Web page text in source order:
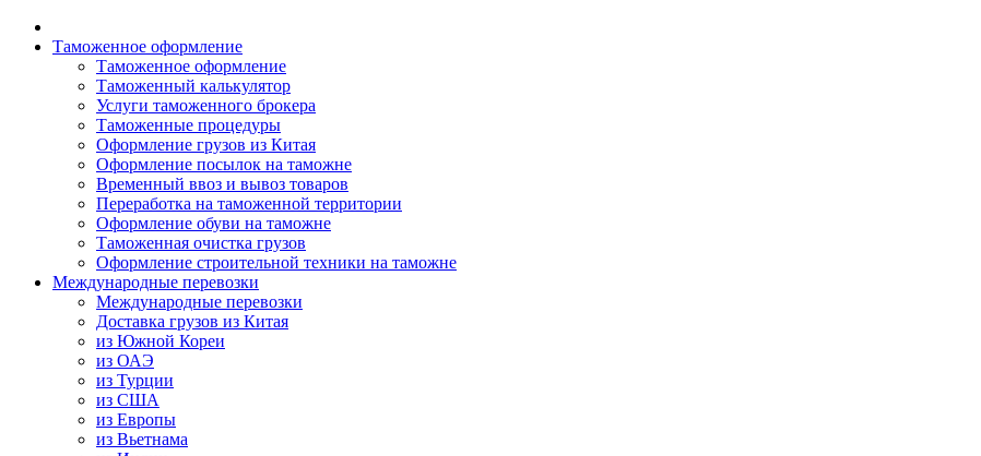
Таможенное оформление
Таможенное оформление
Таможенный калькулятор
Услуги таможенного брокера
Таможенные процедуры
Оформление грузов из Китая
Оформление посылок на таможне
Временный ввоз и вывоз товаров
Переработка на таможенной территории
Оформление обуви на таможне
Таможенная очистка грузов
Оформление строительной техники на таможне
Международные перевозки
Международные перевозки
Доставка грузов из Китая
из Южной Кореи
из ОАЭ
из Турции
из США
из Европы
из Вьетнама